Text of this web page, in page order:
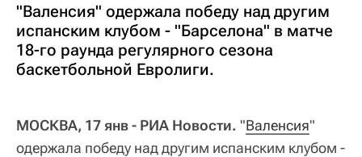
"Валенсия" одержала победу над другим
испанским клубом - "Барселона" в матче
18-го раунда регулярного сезона
баскетбольной Евролиги.
МОСКВА, 17 янв - РИА Новости. "Валенсия"
одержала победу над другим испанским клубом -